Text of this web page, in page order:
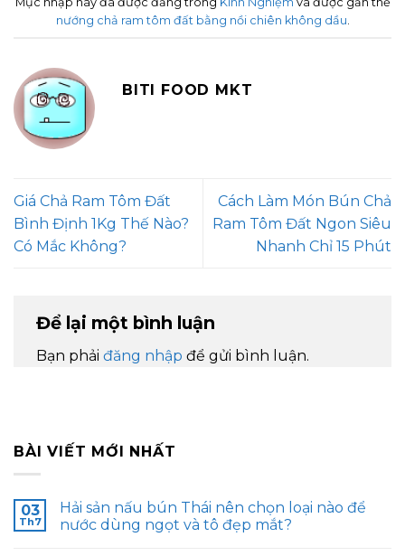
Mục nhập này đã được đăng trong Kinh Nghiệm và được gắn thẻ
nướng chả ram tôm đất bằng nồi chiên không dầu.
BITI FOOD MKT
Giá Chả Ram Tôm Đất
Bình Định 1Kg Thế Nào?
Có Mắc Không?
Cách Làm Món Bún Chả
Ram Tôm Đất Ngon Siêu
Nhanh Chỉ 15 Phút
Để lại một bình luận
Bạn phải đăng nhập để gửi bình luận.
BÀI VIẾT MỚI NHẤT
03
Th7
Hải sản nấu bún Thái nên chọn loại nào để
nước dùng ngọt và tô đẹp mắt?